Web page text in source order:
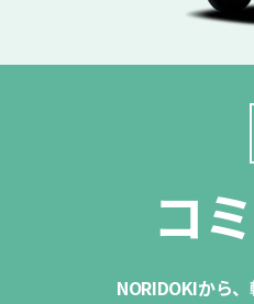
コ
NORIDOKIから